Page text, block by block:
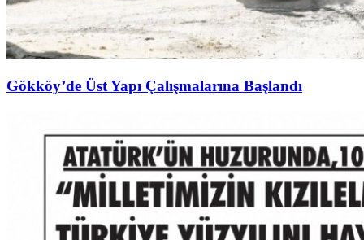
Gökköy’de Üst Yapı Çalışmalarına Başlandı